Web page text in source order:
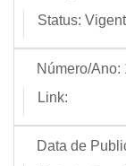
Status:
Número/Ano:
Link:
Data de